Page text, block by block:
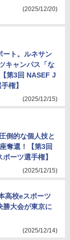
(2025/12/20)
ート。ルネサン
キャンパス「な
第3回 NASEF J
権】
(2025/12/15)
倒的な個人技と
奪還！【第3回
ーツ選手権】
(2025/12/15)
高校eスポーツ
勝大会が東京に
(2025/12/14)